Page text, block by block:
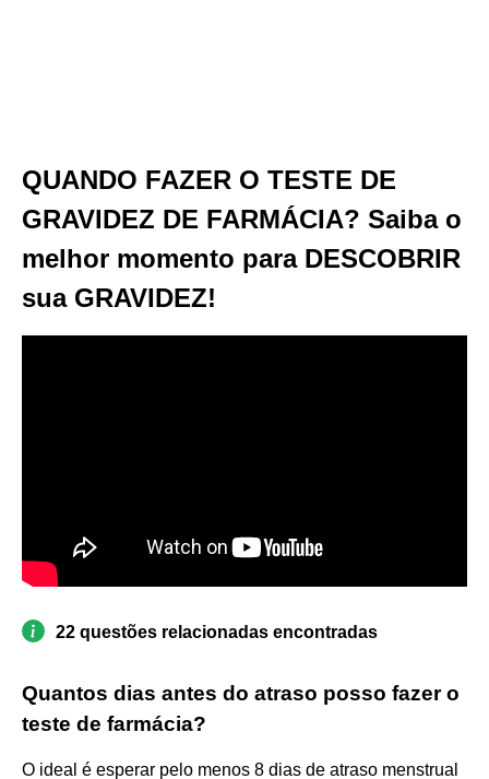
QUANDO FAZER O TESTE DE
GRAVIDEZ DE FARMÁCIA? Saiba o
melhor momento para DESCOBRIR
sua GRAVIDEZ!
22 questões relacionadas encontradas
Quantos dias antes do atraso posso fazer o
teste de farmácia?
O ideal é esperar pelo menos 8 dias de atraso menstrual